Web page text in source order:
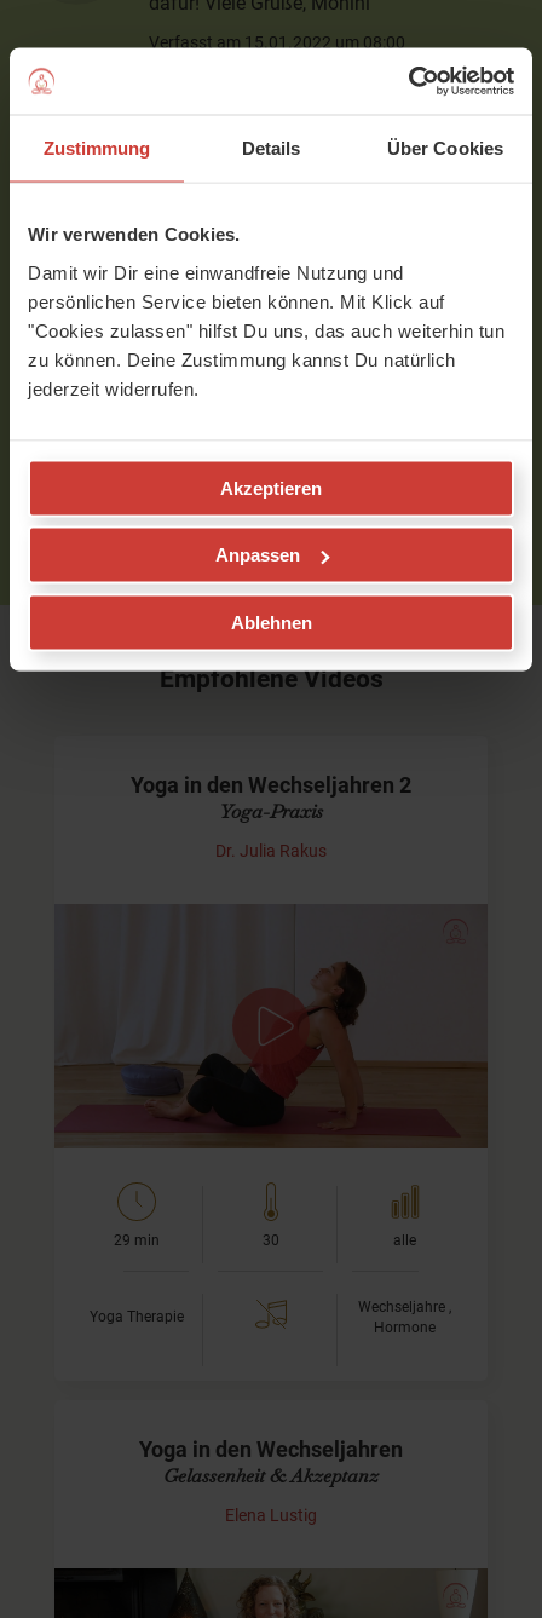
Zustimmung Details Über Cookies
Wir verwenden Cookies.
Damit wir Dir eine einwandfreie Nutzung und
persönlichen Service bieten können. Mit Klick auf
"Cookies zulassen" hilfst Du uns, das auch weiterhin tun
zu können. Deine Zustimmung kannst Du natürlich
jederzeit widerrufen.
Akzeptieren
Anpassen
Ablehnen
Verfasst am 15.01.2022 um 08:00
Liebe Julia, vielen Dank für diese Infos, ich
ausprobieren! Was ich super finde, das es
mal Kräuter aus unseren Breitengraden
sind! Vielen lieben Dank! Angela
Verfasst am 15.11.2018 um 08:50
Empfohlene Videos
Yoga in den Wechseljahren 2
Yoga-Praxis
Dr. Julia Rakus
Übungen für Frauen in Wechseljahren
Im heutigen Video aus der ReiheYoga in den
zeige ich Dir Yogaübungen und eine
Atem- und Visualisationstechnik, die Dir während der
Wechseljahre…
29 min 30 alle
Yoga Therapie
Wechseljahre ,
Hormone
Yoga in den Wechseljahren
Gelassenheit & Akzeptanz
Elena Lustig